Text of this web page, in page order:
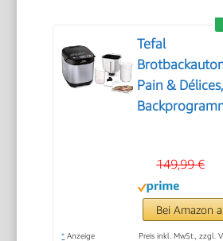
Tefal
Pain &
einstellbar,
Kuchen - Pizza
Nudelteig,
149,99 €
Bei Amazon
* Anzeige Preis inkl. MwSt., zzgl.